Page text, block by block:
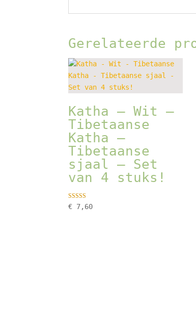
Gerelateerde
Katha – Wit –
Tibetaanse
Katha –
Tibetaanse
sjaal – Set
van 4 stuks!
Gewaardeer
d
€ 7,60